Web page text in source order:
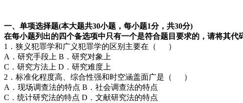
一、单项选择题(本大题共30小题，每小题1分，共30分)
在每小题列出的四个备选项中只有一个是符合题目要求的，请将其
1．狭义犯罪学和广义犯罪学的区别主要在（ ）
A．研究手段上 B．研究对象上
C．研究方法上 D．研究难度上
2．标准化程度高、综合性强和时空涵盖面广是（ ）
A．现场调查法的特点 B．社会调查法的特点
C．统计研究法的特点 D．文献研究法的特点